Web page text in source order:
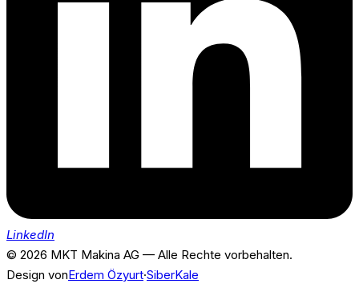
LinkedIn
© 2026 MKT Makina AG — Alle Rechte vorbehalten.
Design vonErdem Özyurt·SiberKale